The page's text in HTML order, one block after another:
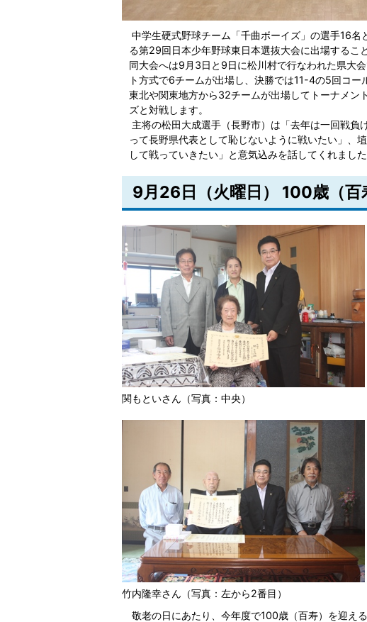
中学生硬式野球チーム「千曲ボーイズ」の選手16
る第29回日本少年野球東日本選抜大会に出場するこ
同大会へは9月3日と9日に松川村で行なわれた県大
ト方式で6チームが出場し、決勝では11-4の5回コー
東北や関東地方から32チームが出場してトーナメン
ズと対戦します。
主将の松田大成選手（長野市）は「去年は一回戦
って長野県代表として恥じないように戦いたい」、
して戦っていきたい」と意気込みを話してくれました
9月26日（火曜日） 100歳（
関もといさん（写真：中央）
竹内隆幸さん（写真：左から2番目）
敬老の日にあたり、今年度で100歳（百寿）を迎え